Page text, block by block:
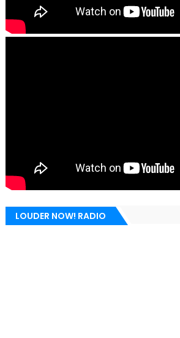
LOUDER NOW! RADIO